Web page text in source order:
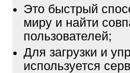
Это быстрый
миру и найти
пользователей;
Для загрузки и
используется